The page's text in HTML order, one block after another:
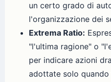
un certo grado di
l'organizzazione dei
Extrema Ratio:
"l'ultima ragione" o
per indicare azioni
adottate solo